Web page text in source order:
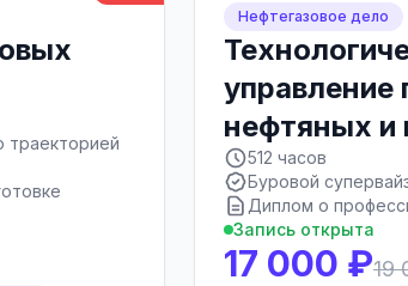
траекторией
Нефтегазовое дело
управление
нефтяных и
512 часов
Буровой
Диплом о
Запись открыта
17 000 ₽19